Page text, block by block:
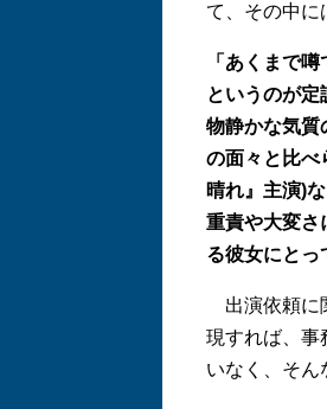
て、その中に
「あくまで
というのが
物静かな気質
の面々と比べ
晴れ』主演)
重責や大変さ
る彼女にとっ
出演依頼に
現すれば、事
いなく、そん